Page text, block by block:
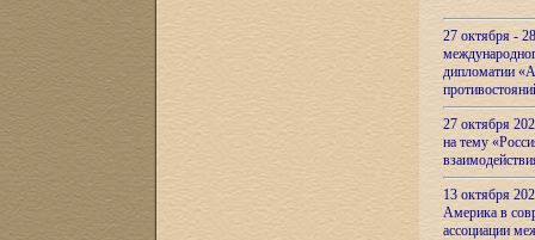
27 октября -
дипломатии
27 октября
на тему
13 октября
Америка в
ассоциации